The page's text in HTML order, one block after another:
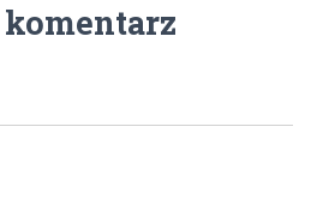
komentarz